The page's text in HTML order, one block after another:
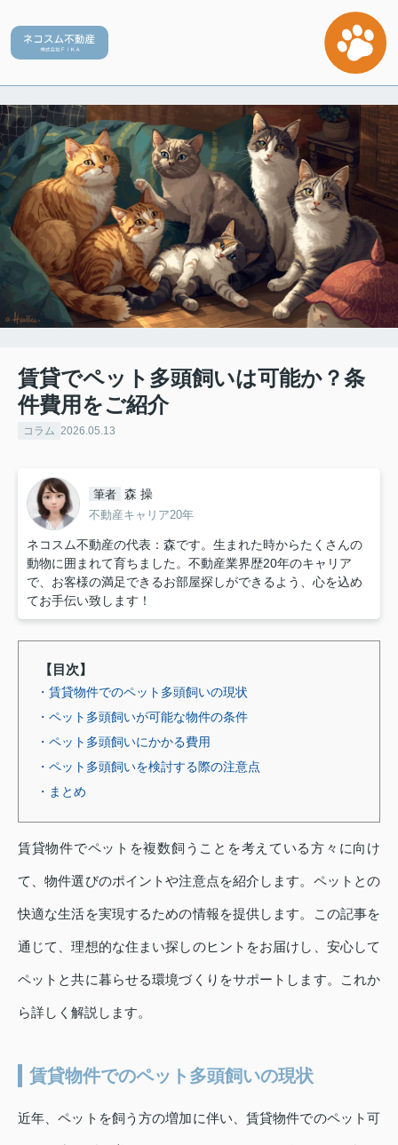
賃貸でペット多頭飼いは可能か？条
件費用をご紹介
コラム 2026.05.13
筆者 森 操
不動産キャリア20年
ネコスム不動産の代表：森です。生まれた時からたくさんの
動物に囲まれて育ちました。不動産業界歴20年のキャリア
で、お客様の満足できるお部屋探しができるよう、心を込め
てお手伝い致します！
【目次】
・賃貸物件でのペット多頭飼いの現状
・ペット多頭飼いが可能な物件の条件
・ペット多頭飼いにかかる費用
・ペット多頭飼いを検討する際の注意点
・まとめ
賃貸物件でペットを複数飼うことを考えている方々に向け
て、物件選びのポイントや注意点を紹介します。ペットとの
快適な生活を実現するための情報を提供します。この記事を
通じて、理想的な住まい探しのヒントをお届けし、安心して
ペットと共に暮らせる環境づくりをサポートします。これか
ら詳しく解説します。
賃貸物件でのペット多頭飼いの現状
近年、ペットを飼う方の増加に伴い、賃貸物件でのペット可